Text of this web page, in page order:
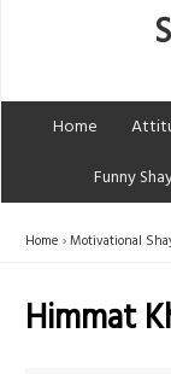
Home
Funny
Home Motivational
Himmat